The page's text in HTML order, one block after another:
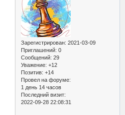
Зарегистрирован: 2021-03-09
Приглашений: 0
Сообщений: 29
Уважение: +12
Позитив: +14
Провел на форуме:
1 день 14 часов
Последний визит:
2022-09-28 22:08:31